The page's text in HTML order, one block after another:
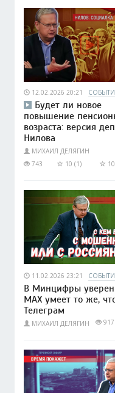
12.02.2026 20:21
Будет ли новое
повышение
возраста: версия
Нилова
МИХАИЛ ДЕЛЯГИН
743
10 (1)
11.02.2026 23:21
В Минцифры
МАХ умеет то же,
Телеграм
МИХАИЛ ДЕЛЯГИН 917